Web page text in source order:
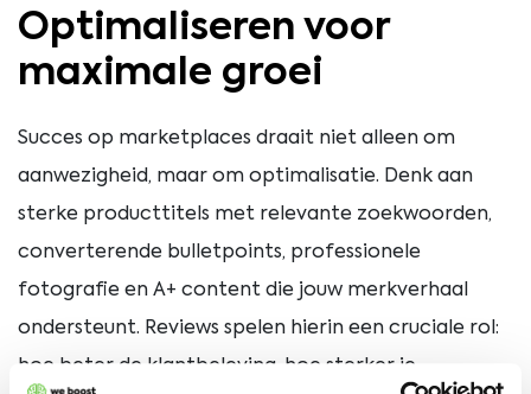
Optimaliseren voor
maximale groei
Succes op marketplaces draait niet alleen om
aanwezigheid, maar om optimalisatie. Denk aan
sterke producttitels met relevante zoekwoorden,
converterende bulletpoints, professionele
fotografie en A+ content die jouw merkverhaal
ondersteunt. Reviews spelen hierin een cruciale rol:
hoe beter de klantbeleving, hoe sterker je